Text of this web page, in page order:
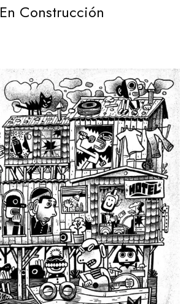
En Construcción